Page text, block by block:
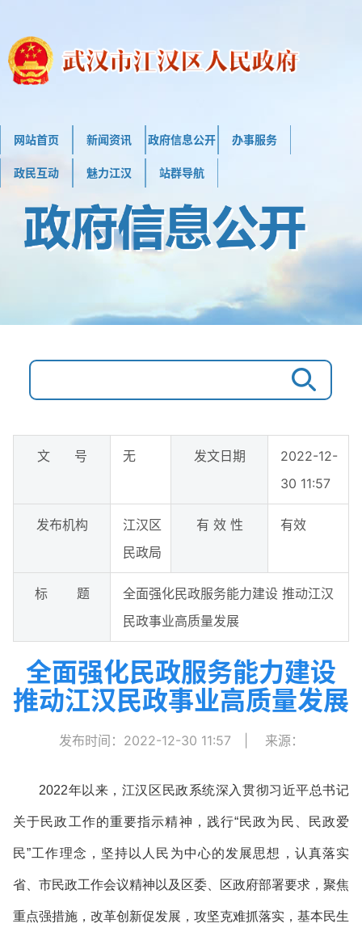
网站首页 新闻资讯 政府信息公开 办事服务
政民互动 魅力江汉 站群导航
文 号 无 发文日期
2022-12-
30 11:57
发布机构
江汉区
民政局
有 效 性 有效
标 题
全面强化民政服务能力建设 推动江汉
民政事业高质量发展
全面强化民政服务能力建设
推动江汉民政事业高质量发展
发布时间：2022-12-30 11:57 来源：
2022年以来，江汉区民政系统深入贯彻习近平总书记
关于民政工作的重要指示精神，践行“民政为民、民政爱
民”工作理念，坚持以人民为中心的发展思想，认真落实
省、市民政工作会议精神以及区委、区政府部署要求，聚焦
重点强措施，改革创新促发展，攻坚克难抓落实，基本民生